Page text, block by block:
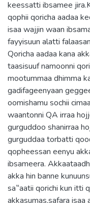
keessatti ibsamee
qophii qoricha aadaa
isaa wajjin waan
fayyisuun alatti
Qoricha aadaa kana
taasisuuf namoonni
mootummaa dhimma
gadifageenyaan
oomishamu sochii
waantonni QA irraa
gurguddoo shanirraa
gurguddaa torbatti
qopheessan eenyu
ibsameera.
akka hin banne
sa‟aatii qorichi kun itti
akkasumas,safara isaa